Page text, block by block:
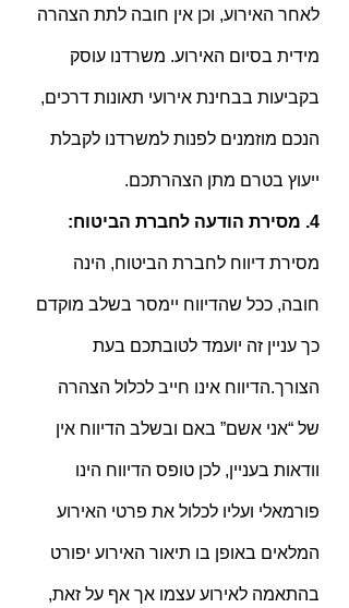
לאחר האירוע, וכן אין חובה לתת הצהרה
מידית בסיום האירוע. משרדנו עוסק
בקביעות בבחינת אירועי תאונות דרכים,
הנכם מוזמנים לפנות למשרדנו לקבלת
ייעוץ בטרם מתן הצהרתכם.
4. מסירת הודעה לחברת הביטוח:
מסירת דיווח לחברת הביטוח, הינה
חובה, ככל שהדיווח יימסר בשלב מוקדם
כך עניין זה יועמד לטובתכם בעת
הצורך.הדיווח אינו חייב לכלול הצהרה
של “אני אשם” באם ובשלב הדיווח אין
וודאות בעניין, לכן טופס הדיווח הינו
פורמאלי ועליו לכלול את פרטי האירוע
המלאים באופן בו תיאור האירוע יפורט
בהתאמה לאירוע עצמו אך אף על זאת,